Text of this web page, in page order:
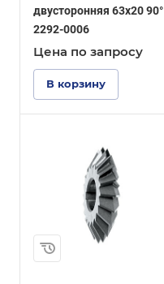
двусторонняя 63x20 90°
2292-0006
Цена по запросу
В корзину